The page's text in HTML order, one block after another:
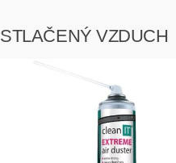
STLAČENÝ VZDUCH